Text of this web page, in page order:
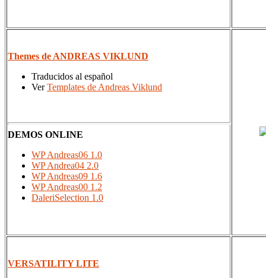
Themes de ANDREAS VIKLUND
Traducidos al español
VerTemplates de Andreas Viklund
DEMOS ONLINE
WP Andreas06 1.0
WP Andrea04 2.0
WP Andreas09 1.6
WP Andreas00 1.2
DaleriSelection 1.0
VERSATILITY LITE